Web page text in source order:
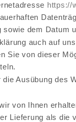
https://
dem Datum
auch auf
Sie von dieser
Ausübung des
von Ihnen
Lieferung als